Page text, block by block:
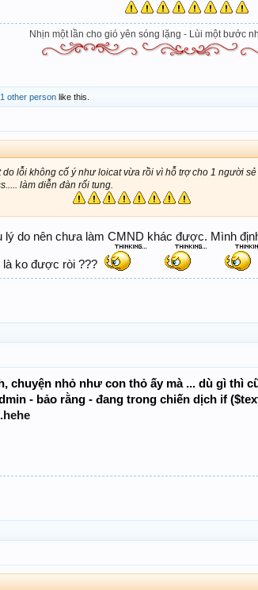
Nhịn một lần cho gió yên sóng lặng - Lùi một bước
1 other person like this.
lỗi không cố ý như loicat vừa rồi vì hỗ trợ cho 1 người
làm diễn đàn rối tung.
lý do nên chưa làm CMND khác được. Mình
là ko được ròi ???
chuyện nhỏ như con thỏ ấy mà ... dù gì thì
- bảo rằng - đang trong chiến dịch if